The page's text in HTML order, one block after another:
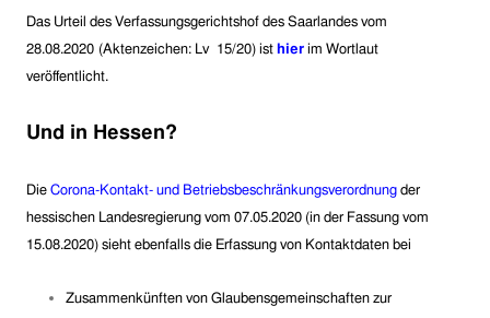
Das Urteil des Verfassungsgerichtshof des Saarlandes vom
28.08.2020 (Aktenzeichen: Lv 15/20) ist hier im Wortlaut
veröffentlicht.
Und in Hessen?
Die Corona-Kontakt- und Betriebsbeschränkungsverordnung der
hessischen Landesregierung vom 07.05.2020 (in der Fassung vom
15.08.2020) sieht ebenfalls die Erfassung von Kontaktdaten bei
Zusammenkünften von Glaubensgemeinschaften zur